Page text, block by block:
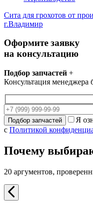
Сита для грохотов от
г.Владимир
Оформите заявку
на консультацию
Подбор запчастей +
Консультация менеджера
Я
с Политикой
Почему
20 аргументов,